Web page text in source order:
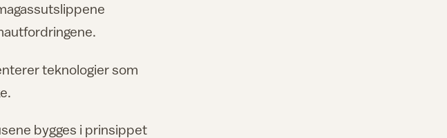
teknologier som
bygges i prinsippet